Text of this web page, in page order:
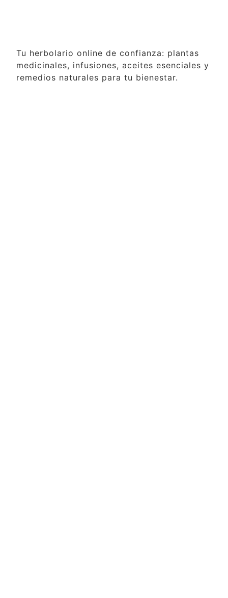
Tu herbolario online de confianza: plantas
medicinales, infusiones, aceites esenciales y
remedios naturales para tu bienestar.